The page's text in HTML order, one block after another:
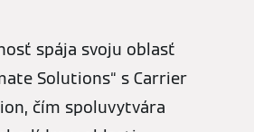
spája svoju oblasť
Solutions“ s Carrier
čím spoluvytvára